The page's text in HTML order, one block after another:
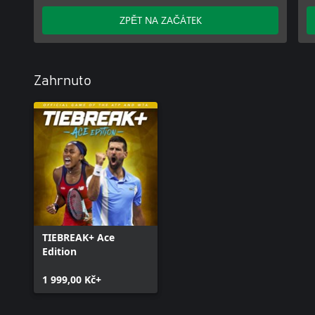
ZPĚT NA ZAČÁTEK
Zahrnuto
TIEBREAK+ Ace
Edition
1 999,00 Kč+